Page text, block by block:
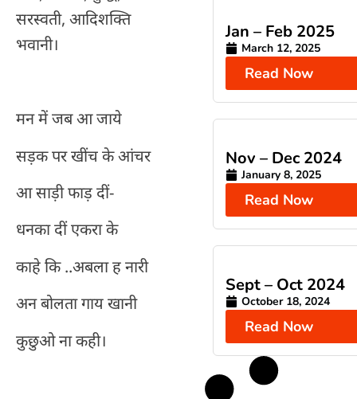
सरस्वती, आदिशक्ति
भवानी।
मन में जब आ जाये
सड़क पर खींच के आंचर
आ साड़ी फाड़ दीं-
धनका दीं एकरा के
काहे कि ..अबला ह नारी
अन बोलता गाय खानी
कुछुओ ना कही।
Jan – Feb 2025
March 12, 2025
Read Now
Nov – Dec 2024
January 8, 2025
Read Now
Sept – Oct 2024
October 18, 2024
Read Now